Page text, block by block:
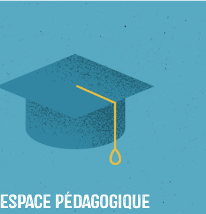
Espace Pédagogique